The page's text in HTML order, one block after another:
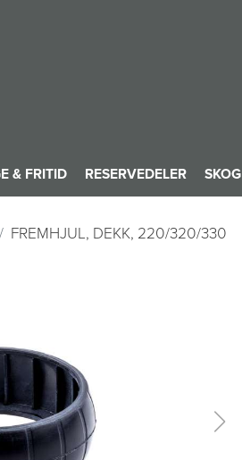
& FRITID RESERVEDELER SKOG
FREMHJUL, DEKK, 220/320/330